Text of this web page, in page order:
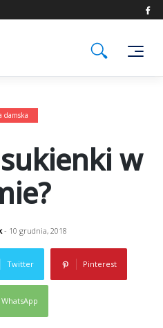
damska
w
- 10 grudnia, 2018
Twitter Pinterest
WhatsApp